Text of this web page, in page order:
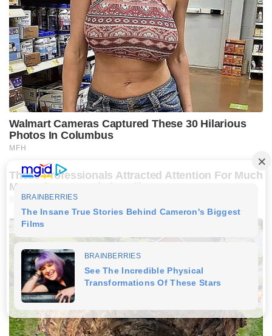
Walmart Cameras Captured These 30 Hilarious
Photos In Columbus
MFH
These Professionals Attracted Attention For Much
More Than Just Their Uniforms
BUZZ DAY